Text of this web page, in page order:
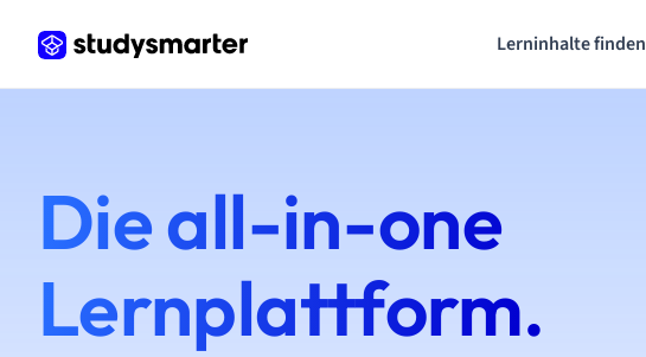
Lerninhalte finden
Die all-in-one
Lernplattform.